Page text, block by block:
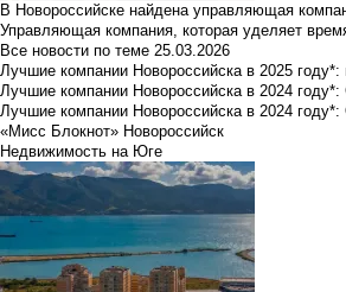
В Новороссийске найдена управляющая
Управляющая компания, которая уделяет
Все новости по теме 25.03.2026
Лучшие компании Новороссийска в 2025
Лучшие компании Новороссийска в 2024
Лучшие компании Новороссийска в 2024
«Мисс Блокнот» Новороссийск
Недвижимость на Юге